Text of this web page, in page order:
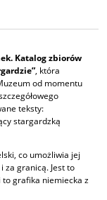
Katalog zbiorów
, która
od momentu
teksty:
stargardzką
co umożliwia jej
za granicą. Jest to
to grafika niemiecka z